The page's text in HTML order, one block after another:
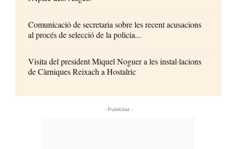
Comunicació de secretaria sobre les recent acusacions
al procés de selecció de la policia...
Visita del president Miquel Noguer a les instal·lacions
de Càrniques Reixach a Hostalric
- Publicitat -